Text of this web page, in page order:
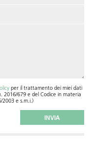
per il trattamento dei miei dati
2016/679 e del Codice in materia
2003 e s.m.i.)